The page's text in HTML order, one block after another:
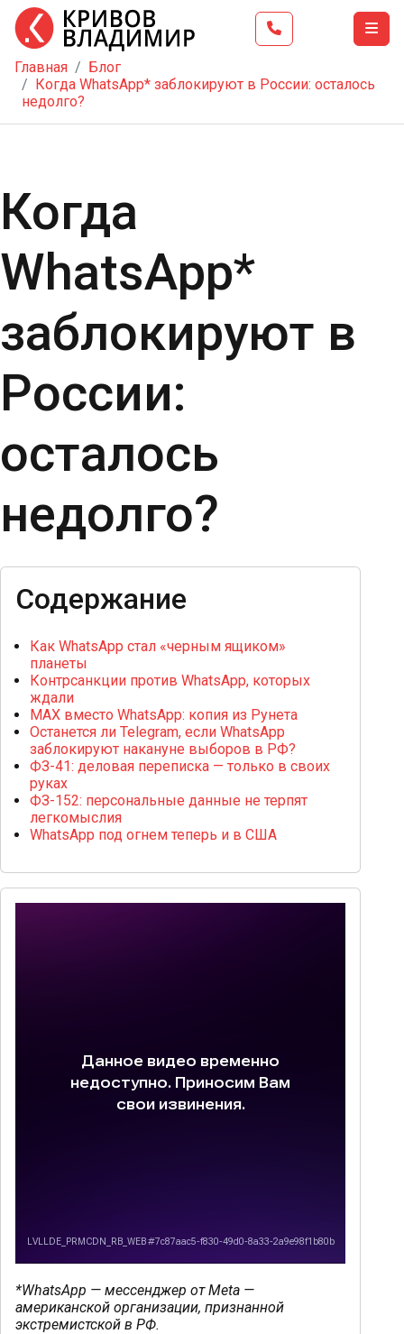
Главная
Тренинг
Услуги
Блог
Видео
Контакты
Главная
Блог
Когда WhatsApp* заблокируют в России: осталось
недолго?
Когда
WhatsApp*
заблокируют в
России:
осталось
недолго?
Содержание
Как WhatsApp стал «черным ящиком»
планеты
Контрсанкции против WhatsApp, которых
ждали
MAX вместо WhatsApp: копия из Рунета
Останется ли Telegram, если WhatsApp
заблокируют накануне выборов в РФ?
ФЗ-41: деловая переписка — только в своих
руках
ФЗ-152: персональные данные не терпят
легкомыслия
WhatsApp под огнем теперь и в США
*WhatsApp — мессенджер от Meta —
американской организации, признанной
экстремистской в РФ.